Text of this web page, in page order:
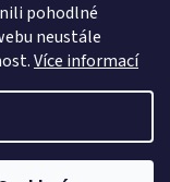
pohodlné
neustále
Více informací
. Všechna práva